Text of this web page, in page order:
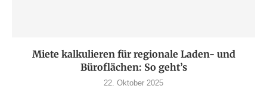
Miete kalkulieren für regionale Laden- und
Büroflächen: So geht’s
22. Oktober 2025